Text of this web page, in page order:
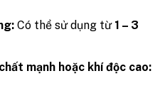
Có thể sử dụng từ 1 – 3
mạnh hoặc khí độc cao: